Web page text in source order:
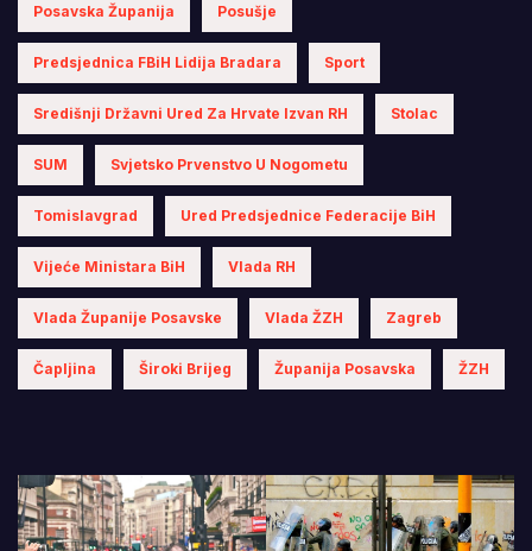
Posavska Županija Posušje
Predsjednica FBiH Lidija Bradara Sport
Središnji Državni Ured Za Hrvate Izvan RH Stolac
SUM Svjetsko Prvenstvo U Nogometu
Tomislavgrad Ured Predsjednice Federacije BiH
Vijeće Ministara BiH Vlada RH
Vlada Županije Posavske Vlada ŽZH Zagreb
Čapljina Široki Brijeg Županija Posavska ŽZH